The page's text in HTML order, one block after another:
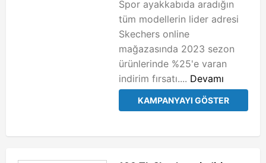
Spor ayakkabıda aradığın
tüm modellerin lider adresi
Skechers online
mağazasında 2023 sezon
ürünlerinde %25'e varan
indirim fırsatı.... Devamı
KAMPANYAYI GÖSTER